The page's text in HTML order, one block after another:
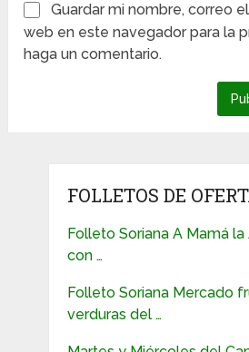
Guardar mi nombre, correo
web en este navegador para la
haga un comentario.
FOLLETOS DE
Folleto Soriana A Mamá
con …
Folleto Soriana Mercado
verduras del …